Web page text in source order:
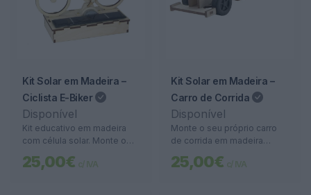
Kit Solar em Madeira –
Ciclista E-Biker
Disponível
Kit educativo em madeira
com célula solar. Monte o
em miniatura e veja-o
25,00€ c/ IVA
Kit Solar em Madeira –
Carro de Corrida
Disponível
Monte o seu próprio carro
de corrida em madeira
projeto educativo e
25,00€ c/ IVA